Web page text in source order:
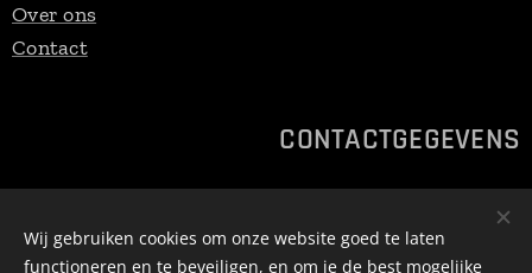
Over ons
Contact
CONTACTGEGEVENS
E-mailadres:gert@handcraftedbygerre.be
Telefoonnummer: 0470/237.247
Wij gebruiken cookies om onze website goed te laten
functioneren en te beveiligen, en om je de best mogelijke